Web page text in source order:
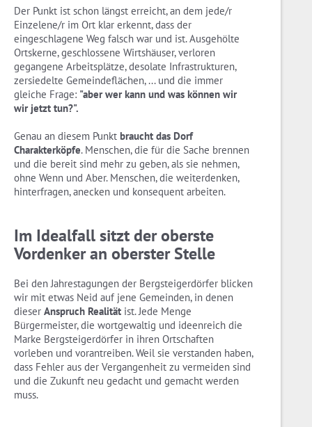
Der Punkt ist schon längst erreicht, an dem jede/r
Einzelene/r im Ort klar erkennt, dass der
eingeschlagene Weg falsch war und ist. Ausgehölte
Ortskerne, geschlossene Wirtshäuser, verloren
gegangene Arbeitsplätze, desolate Infrastrukturen,
zersiedelte Gemeindeflächen, ... und die immer
gleiche Frage: "aber wer kann und was können wir
wir jetzt tun?".
Genau an diesem Punkt braucht das Dorf
Charakterköpfe. Menschen, die für die Sache brennen
und die bereit sind mehr zu geben, als sie nehmen,
ohne Wenn und Aber. Menschen, die weiterdenken,
hinterfragen, anecken und konsequent arbeiten.
Im Idealfall sitzt der oberste
Vordenker an oberster Stelle
Bei den Jahrestagungen der Bergsteigerdörfer blicken
wir mit etwas Neid auf jene Gemeinden, in denen
dieser Anspruch Realität ist. Jede Menge
Bürgermeister, die wortgewaltig und ideenreich die
Marke Bergsteigerdörfer in ihren Ortschaften
vorleben und vorantreiben. Weil sie verstanden haben,
dass Fehler aus der Vergangenheit zu vermeiden sind
und die Zukunft neu gedacht und gemacht werden
muss.